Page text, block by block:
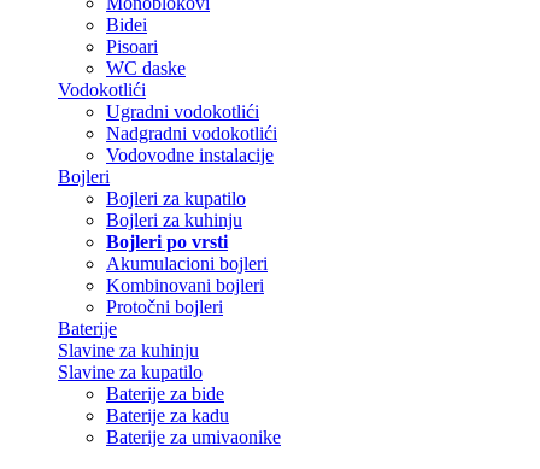
Bidei
Pisoari
WC daske
Vodokotlići
Ugradni vodokotlići
Nadgradni vodokotlići
Vodovodne instalacije
Bojleri
Bojleri za kupatilo
Bojleri za kuhinju
Bojleri po vrsti
Akumulacioni bojleri
Kombinovani bojleri
Protočni bojleri
Baterije
Slavine za kuhinju
Slavine za kupatilo
Baterije za bide
Baterije za kadu
Baterije za umivaonike